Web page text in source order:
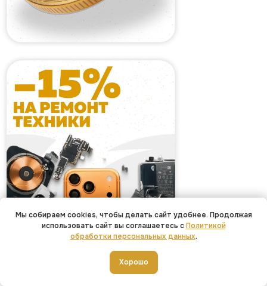
Мы собираем cookies, чтобы делать сайт удобнее. Продолжая
использовать сайт вы соглашаетесь сПолитикой
обработки персональных данных.
Хорошо
Добавить в корзину